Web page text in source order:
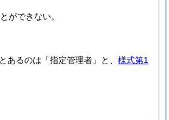
ができない。
あるのは「指定管理者」と、 様式第1